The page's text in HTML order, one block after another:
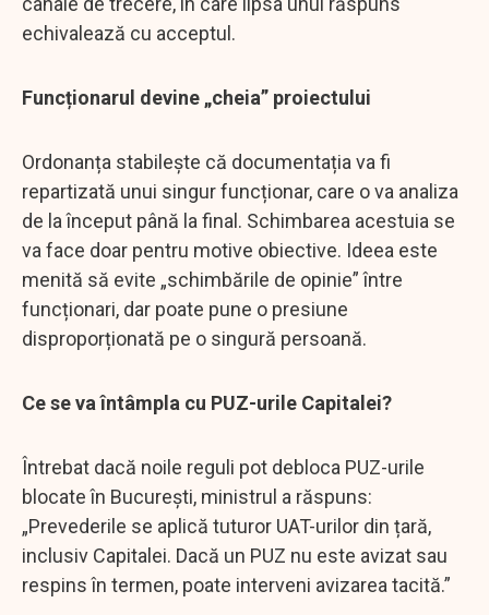
echivalează cu acceptul.
Funcționarul devine „cheia” proiectului
Ordonanța stabilește că documentația va fi
repartizată unui singur funcționar, care o va analiza
de la început până la final. Schimbarea acestuia se
va face doar pentru motive obiective. Ideea este
menită să evite „schimbările de opinie” între
funcționari, dar poate pune o presiune
disproporționată pe o singură persoană.
Ce se va întâmpla cu PUZ-urile Capitalei?
Întrebat dacă noile reguli pot debloca PUZ-urile
blocate în București, ministrul a răspuns:
„Prevederile se aplică tuturor UAT-urilor din țară,
inclusiv Capitalei. Dacă un PUZ nu este avizat sau
respins în termen, poate interveni avizarea tacită.”